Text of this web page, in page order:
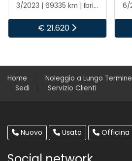
6/2023 | 70315 km | Ibrida | Automatico
€ 21.620
Home Noleggio a Lungo Termine
Sedi
Servizio Clienti
Nuovo Usato Officina